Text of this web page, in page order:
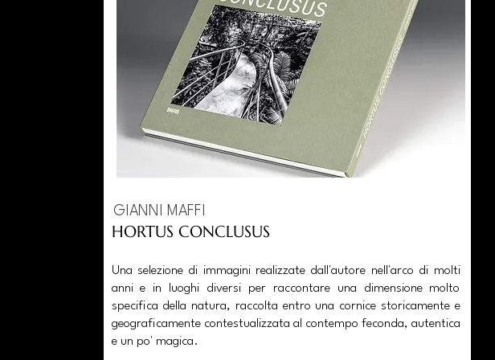
GIANNI MAFFI
HORTUS CONCLUSUS
Una selezione di immagini realizzate dall'autore nell'arco di molti
anni e in luoghi diversi per raccontare una dimensione molto
specifica della natura, raccolta entro una cornice storicamente e
geograficamente contestualizzata al contempo feconda, autentica
e un po' magica.